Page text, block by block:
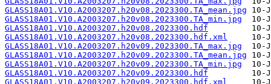
GLASS18A01.V10.A2003207.h20v08.2023300.TA_mean.jpg
GLASS18A01.V10.A2003207.h20v08.2023300.TA_min.jpg
GLASS18A01.V10.A2003207.h20v08.2023300.hdf
GLASS18A01.V10.A2003207.h20v08.2023300.hdf.xml
GLASS18A01.V10.A2003207.h20v09.2023300.TA_max.jpg
GLASS18A01.V10.A2003207.h20v09.2023300.TA_mean.jpg
GLASS18A01.V10.A2003207.h20v09.2023300.TA_min.jpg
GLASS18A01.V10.A2003207.h20v09.2023300.hdf
GLASS18A01.V10.A2003207.h20v09.2023300.hdf.xml